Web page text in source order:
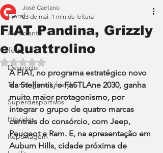
Geral
Ao Volante
Teste
Desporto
Tecnologia e Lifestyle
Superdesportivos
Híbridos
Reportagem
FIAT Pandina, Grizzly
e Quattrolino
José Caetano
23 de mai. 1 min de leitura
Avaliado com NaN de 5 estrelas.
A FIAT, no programa estratégico novo
da Stellantis, o FaSTLAne 2030, ganha
muito maior protagonismo, por
integrar o grupo de quatro marcas
centrais do consórcio, com Jeep,
Peugeot e Ram. E, na apresentação em
Auburn Hills, cidade próxima de